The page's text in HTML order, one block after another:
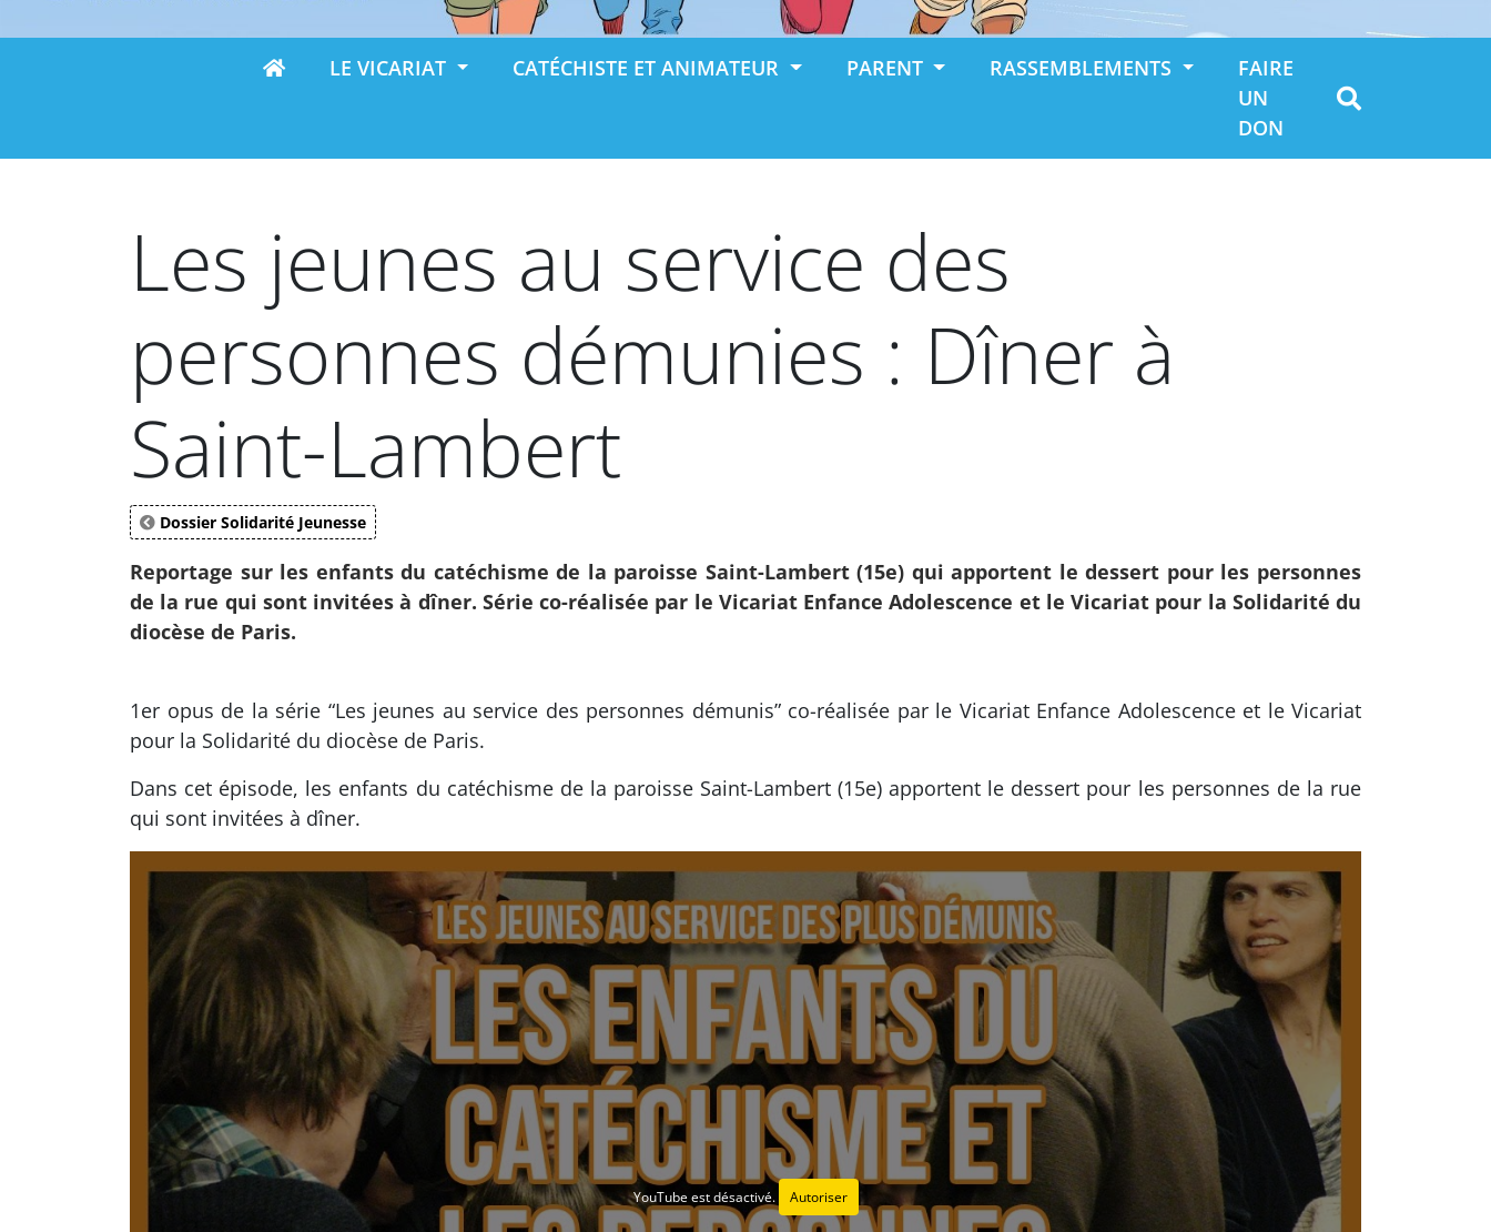
LE VICARIAT CATÉCHISTE ET ANIMATEUR PARENT RASSEMBLEMENTS
FAIRE
UN
DON
Les jeunes au service des
personnes démunies : Dîner à
Saint-Lambert
Dossier Solidarité Jeunesse
Reportage sur les enfants du catéchisme de la paroisse Saint-Lambert (15e) qui apportent le dessert pour les personnes
de la rue qui sont invitées à dîner. Série co-réalisée par le Vicariat Enfance Adolescence et le Vicariat pour la Solidarité du
diocèse de Paris.
1er opus de la série “Les jeunes au service des personnes démunis” co-réalisée par le Vicariat Enfance Adolescence et le Vicariat
pour la Solidarité du diocèse de Paris.
Dans cet épisode, les enfants du catéchisme de la paroisse Saint-Lambert (15e) apportent le dessert pour les personnes de la rue
qui sont invitées à dîner.
YouTube est désactivé. Autoriser